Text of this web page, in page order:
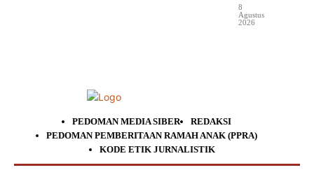
8
Agustus
2026
PEDOMAN MEDIA SIBER
REDAKSI
PEDOMAN PEMBERITAAN RAMAH ANAK (PPRA)
KODE ETIK JURNALISTIK